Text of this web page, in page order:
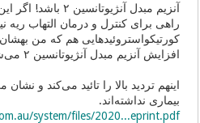
آنزیم مبدل
راهی برای کنترل و درمان التهاب
کورتیکواستروئید‌هایی هم که من
افزایش آنزیم مبدل آنژیوتانسین ۲ می‌شوند!
اینهم تردید بالا را تائید می‌کند و نشان
بیماری نداشته‌اند.
system/files/2020...eprint.pdf